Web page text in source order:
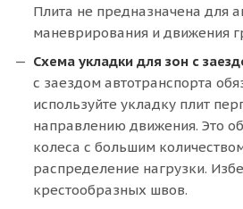
Плита не предназначена для
маневрирования и движения
Схема укладки для зон с
с заездом автотранспорта
используйте укладку плит
направлению движения. Это
колеса с большим
распределение нагрузки.
крестообразных швов.